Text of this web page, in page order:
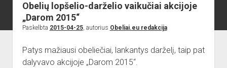
Pradžia
dropdown
Renginiai
dropdown
menu
Miesto aikštė
ISTORIJA
open
dropdown
Obelių lopšelio-darželio vaikučiai akcijoje
„Darom 2015“
Paskelbta 2015-04-25, autorius Obeliai.eu redakcija
Patys mažiausi obeliečiai, lankantys darželį, taip pat
dalyvavo akcijoje „Darom 2015“.